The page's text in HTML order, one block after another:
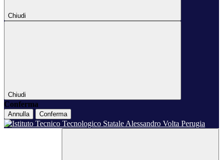
Chiudi
Chiudi
Conferma
Annulla Conferma